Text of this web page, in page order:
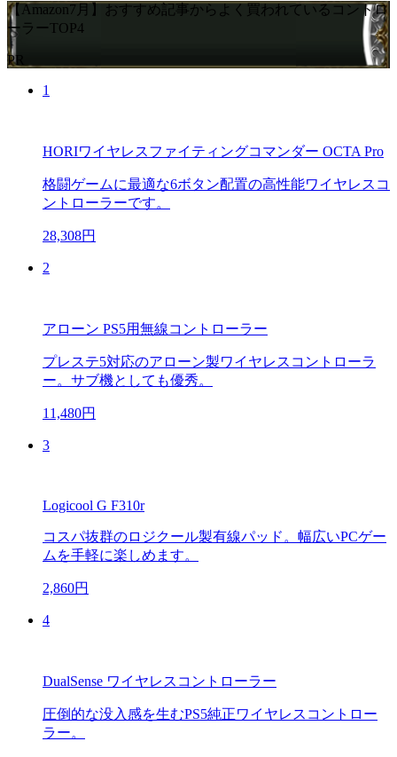
【Amazon7月】おすすめ記事からよく買われているコントロ
ーラーTOP4
PR
1
HORIワイヤレスファイティングコマンダー OCTA Pro
格闘ゲームに最適な6ボタン配置の高性能ワイヤレスコ
ントローラーです。
28,308円
2
アローン PS5用無線コントローラー
プレステ5対応のアローン製ワイヤレスコントローラ
ー。サブ機としても優秀。
11,480円
3
Logicool G F310r
コスパ抜群のロジクール製有線パッド。幅広いPCゲー
ムを手軽に楽しめます。
2,860円
4
DualSense ワイヤレスコントローラー
圧倒的な没入感を生むPS5純正ワイヤレスコントロー
ラー。